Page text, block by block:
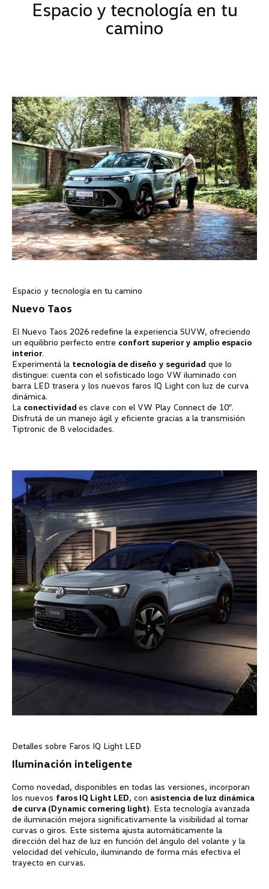
Espacio y tecnología en tu
camino
Espacio y tecnología en tu camino
Nuevo Taos
El Nuevo Taos 2026 redefine la experiencia SUVW, ofreciendo
un equilibrio perfecto entre confort superior y amplio espacio
interior.
Experimentá la tecnología de diseño y seguridad que lo
distingue: cuenta con el sofisticado logo VW iluminado con
barra LED trasera y los nuevos faros IQ Light con luz de curva
dinámica.
La conectividad es clave con el VW Play Connect de 10″.
Disfrutá de un manejo ágil y eficiente gracias a la transmisión
Tiptronic de 8 velocidades.
Detalles sobre Faros IQ Light LED
Iluminación inteligente
Como novedad, disponibles en todas las versiones, incorporan
los nuevos faros IQ Light LED, con asistencia de luz dinámica
de curva (Dynamic cornering light). Esta tecnología avanzada
de iluminación mejora significativamente la visibilidad al tomar
curvas o giros. Este sistema ajusta automáticamente la
dirección del haz de luz en función del ángulo del volante y la
velocidad del vehículo, iluminando de forma más efectiva el
trayecto en curvas.